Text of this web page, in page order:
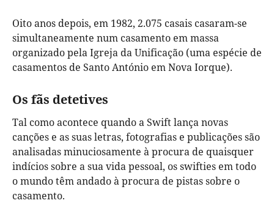
Oito anos depois, em 1982, 2.075 casais casaram-se
simultaneamente num casamento em massa
organizado pela Igreja da Unificação (uma espécie de
casamentos de Santo António em Nova Iorque).
Os fãs detetives
Tal como acontece quando a Swift lança novas
canções e as suas letras, fotografias e publicações são
analisadas minuciosamente à procura de quaisquer
indícios sobre a sua vida pessoal, os swifties em todo
o mundo têm andado à procura de pistas sobre o
casamento.